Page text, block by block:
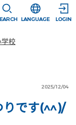
選択すると言
LANGUAGE LOGIN
校
2025/12/04
りです(^^)/